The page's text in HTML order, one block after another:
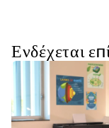
Ενδέχεται